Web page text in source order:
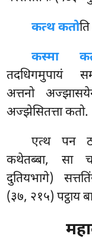
कत्थ कतो
कस्मा
तदधिगमुपायं
अत्तनो
अज्झेसितत्ता कतो.
एत्थ पन
कथेतब्बा, सा
दुतियभागे)
(३७, २१५) पट्ठाय